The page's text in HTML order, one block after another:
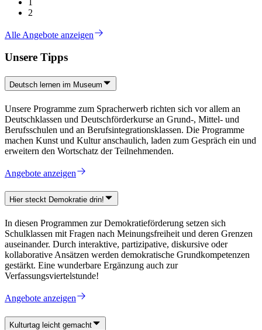
2
Alle Angebote anzeigen
Unsere Tipps
Deutsch lernen im Museum
Unsere Programme zum Spracherwerb richten sich vor allem an
Deutschklassen und Deutschförderkurse an Grund-, Mittel- und
Berufsschulen und an Berufsintegrationsklassen. Die Programme
machen Kunst und Kultur anschaulich, laden zum Gespräch ein und
erweitern den Wortschatz der Teilnehmenden.
Angebote anzeigen
Hier steckt Demokratie drin!
In diesen Programmen zur Demokratieförderung setzen sich
Schulklassen mit Fragen nach Meinungsfreiheit und deren Grenzen
auseinander. Durch interaktive, partizipative, diskursive oder
kollaborative Ansätzen werden demokratische Grundkompetenzen
gestärkt. Eine wunderbare Ergänzung auch zur
Verfassungsviertelstunde!
Angebote anzeigen
Kulturtag leicht gemacht